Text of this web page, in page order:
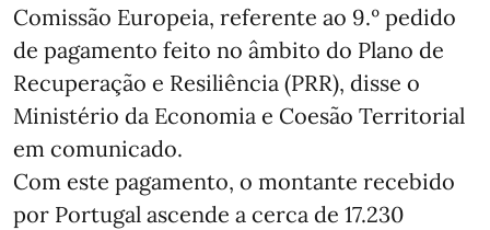
Comissão Europeia, referente ao 9.º pedido
de pagamento feito no âmbito do Plano de
Recuperação e Resiliência (PRR), disse o
Ministério da Economia e Coesão Territorial
em comunicado.
Com este pagamento, o montante recebido
por Portugal ascende a cerca de 17.230